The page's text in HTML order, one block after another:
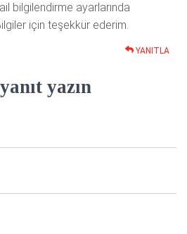
bilgilendirme ayarlarında
için teşekkür ederim.
YANITLA
yazın